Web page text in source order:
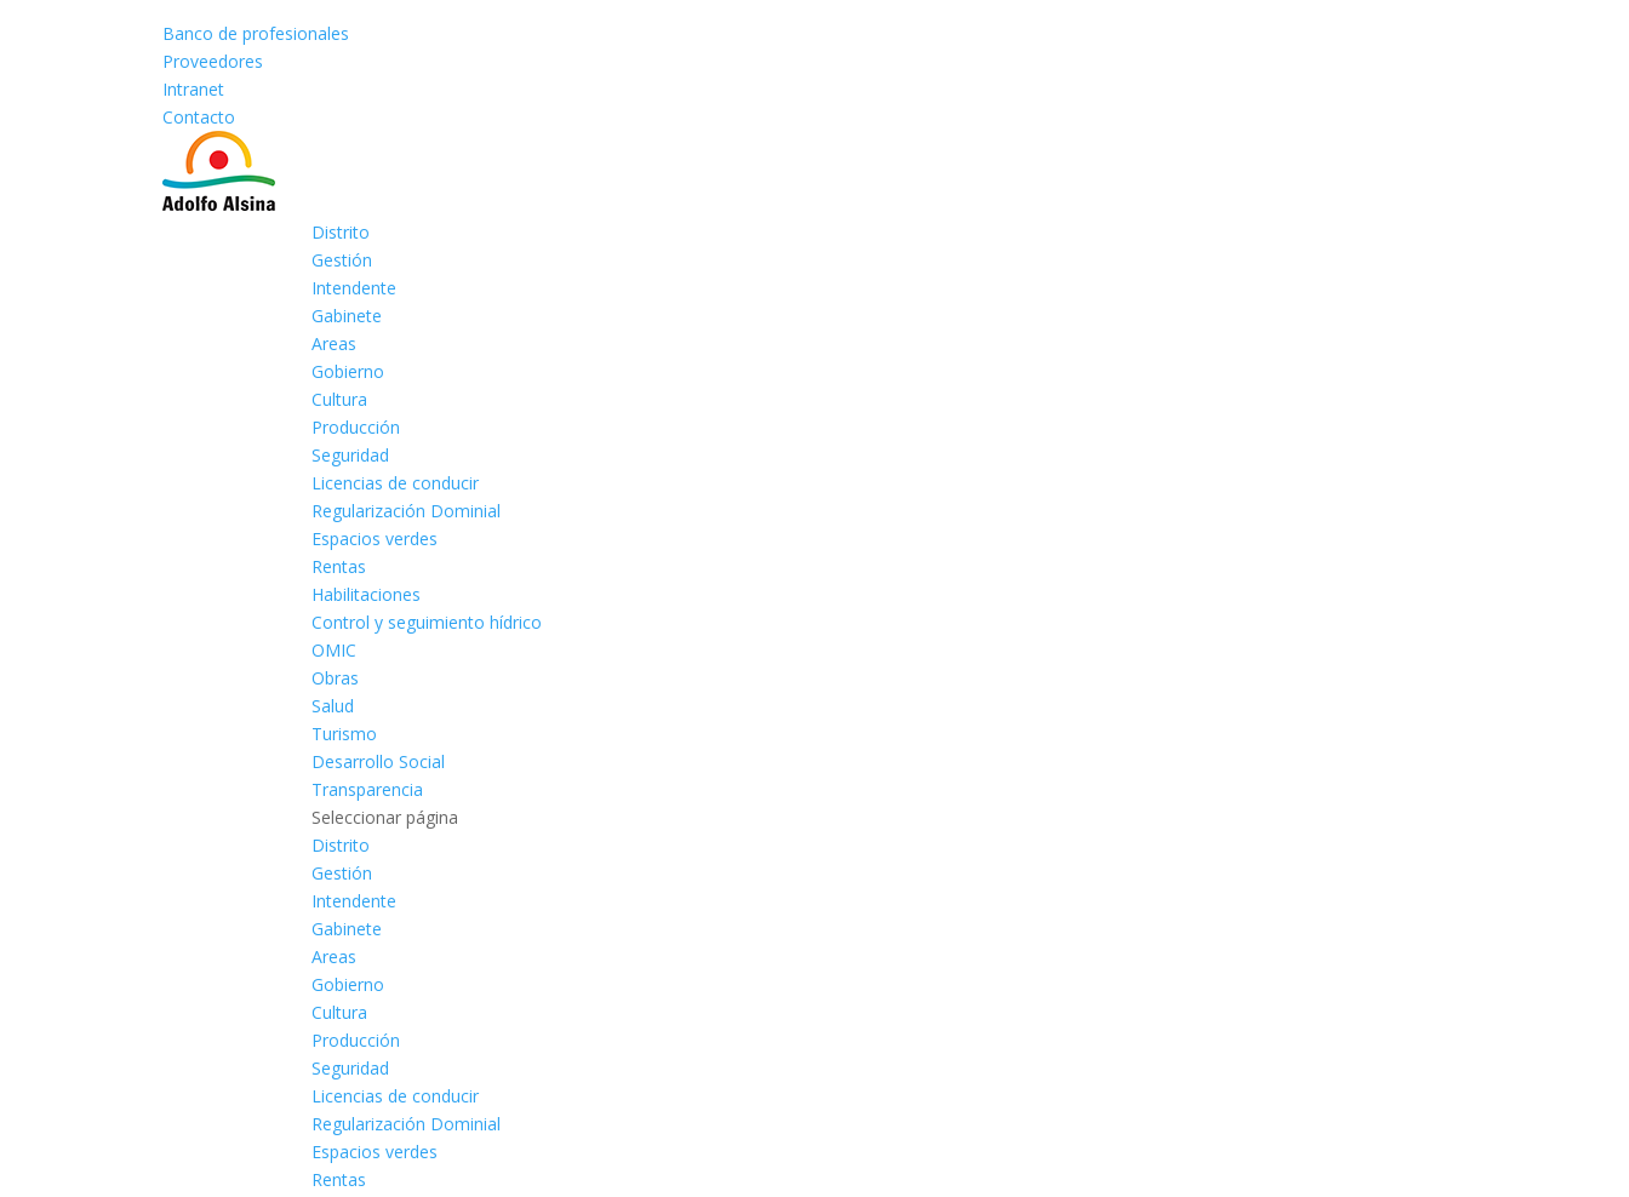
Banco de profesionales
Proveedores
Intranet
Contacto
Distrito
Gestión
Intendente
Gabinete
Areas
Gobierno
Cultura
Producción
Seguridad
Licencias de conducir
Regularización Dominial
Espacios verdes
Rentas
Habilitaciones
Control y seguimiento hídrico
OMIC
Obras
Salud
Turismo
Desarrollo Social
Transparencia
Seleccionar página
Distrito
Gestión
Intendente
Gabinete
Areas
Gobierno
Cultura
Producción
Seguridad
Licencias de conducir
Regularización Dominial
Espacios verdes
Rentas